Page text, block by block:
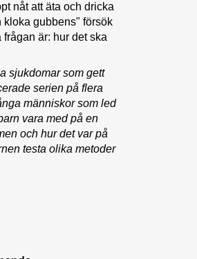
nåt att äta och dricka
kloka gubbens" försök
är: hur det ska
sjukdomar som gett
serien på flera
människor som led
vara med på en
och hur det var på
testa olika metoder